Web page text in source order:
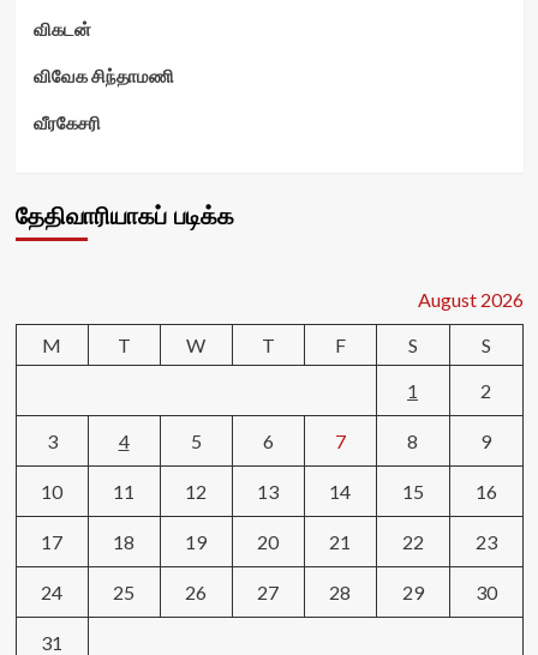
விகடன்
விவேக சிந்தாமணி
வீரகேசரி
தேதிவாரியாகப் படிக்க
August 2026
M
T W T F S
S
1
2
3 4 5 6 7 8 9
10 11 12 13 14 15 16
17 18 19 20 21 22 23
24 25 26 27 28 29 30
31